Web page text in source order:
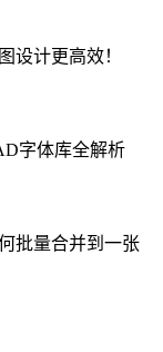
设计更高效！
字体库全解析
批量合并到一张